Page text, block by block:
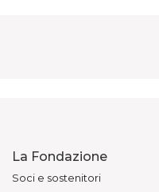
La Fondazione
Soci e sostenitori